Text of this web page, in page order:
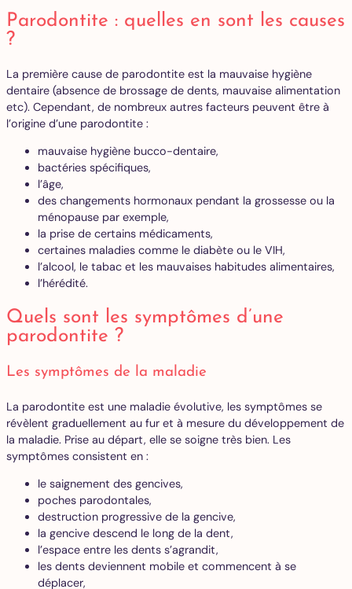
Parodontite : quelles en sont les causes
?
La première cause de parodontite est la mauvaise hygiène
dentaire (absence de brossage de dents, mauvaise alimentation
etc). Cependant, de nombreux autres facteurs peuvent être à
l’origine d’une parodontite :
mauvaise hygiène bucco-dentaire,
bactéries spécifiques,
l’âge,
des changements hormonaux pendant la grossesse ou la
ménopause par exemple,
la prise de certains médicaments,
certaines maladies comme le diabète ou le VIH,
l’alcool, le tabac et les mauvaises habitudes alimentaires,
l’hérédité.
Quels sont les symptômes d’une
parodontite ?
Les symptômes de la maladie
La parodontite est une maladie évolutive, les symptômes se
révèlent graduellement au fur et à mesure du développement de
la maladie. Prise au départ, elle se soigne très bien. Les
symptômes consistent en :
le saignement des gencives,
poches parodontales,
destruction progressive de la gencive,
la gencive descend le long de la dent,
l’espace entre les dents s’agrandit,
les dents deviennent mobile et commencent à se
déplacer,